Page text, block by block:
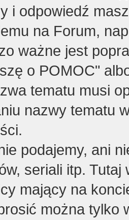
i odpowiedź
na Forum,
ważne jest
o POMOC"
tematu musi
nazwy tematu
podajemy, ani
seriali itp. Tutaj
mający na
można tylko